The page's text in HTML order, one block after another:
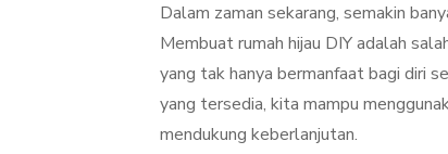
Dalam zaman sekarang, semakin
Membuat rumah hijau DIY adalah
yang tak hanya bermanfaat bagi diri
yang tersedia, kita mampu
mendukung keberlanjutan.